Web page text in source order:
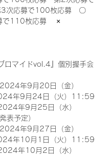
次応募で100枚応募　〇
110枚応募　 ×
ロマイドvol.4』個別握手会
年9月20日（金）
年9月24日（火）11:59
年9月25日（水）
表予定）
年9月27日（金）
年10月1日（火）11:59
年10月2日（水）